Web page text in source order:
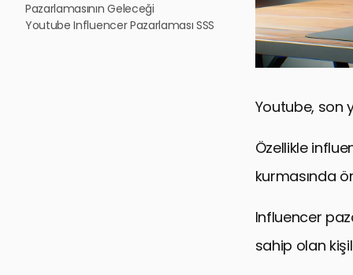
Pazarlamasının Geleceği
Youtube Influencer Pazarlaması SSS
Youtube, son
Özellikle
kurmasında
Influencer
sahip olan